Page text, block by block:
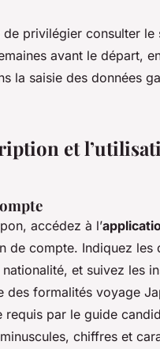
privilégier consulter le
avant le départ,
la saisie des données
et
accédez à l’
de compte. Indiquez les
et suivez les
des formalités voyage
par le guide
chiffres et